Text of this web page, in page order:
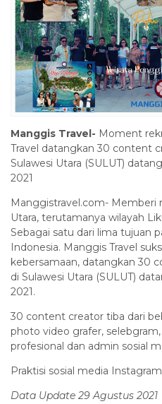
Manggis Travel- Moment
Travel datangkan 30 content
Sulawesi Utara (SULUT)
2021
Manggistravel.com- Memberi
Utara, terutamanya wilayah
Sebagai satu dari lima tujuan
Indonesia. Manggis Travel
kebersamaan, datangkan 30
di Sulawesi Utara (SULUT)
2021.
30 content creator tiba dari
photo video grafer,
profesional dan admin sosial
Praktisi sosial media
Data Update 29 Agustus 2021